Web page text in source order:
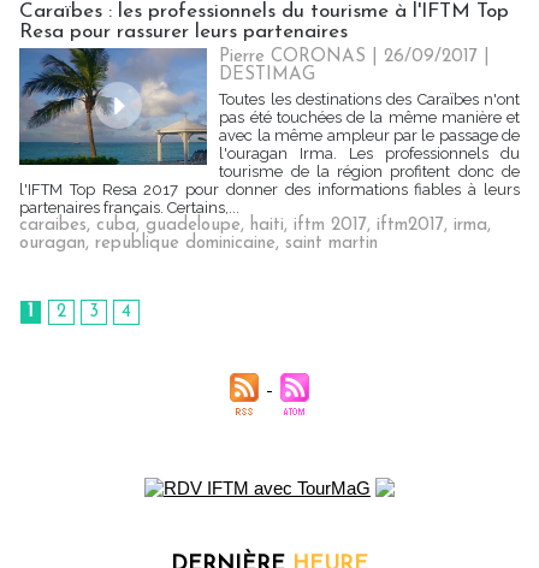
Caraïbes : les professionnels du tourisme à l'IFTM Top
Resa pour rassurer leurs partenaires
Pierre CORONAS | 26/09/2017
DESTIMAG
Toutes les destinations des Caraïbes n'ont
pas été touchées de la même manière et
avec la même ampleur par le passage de
l'ouragan Irma. Les professionnels du
tourisme de la région profitent donc de
l'IFTM Top Resa 2017 pour donner des informations fiables à leurs
partenaires français. Certains,...
caraibes, cuba, guadeloupe, haiti, iftm 2017, iftm2017, irma,
ouragan, republique dominicaine, saint martin
1 2 3 4